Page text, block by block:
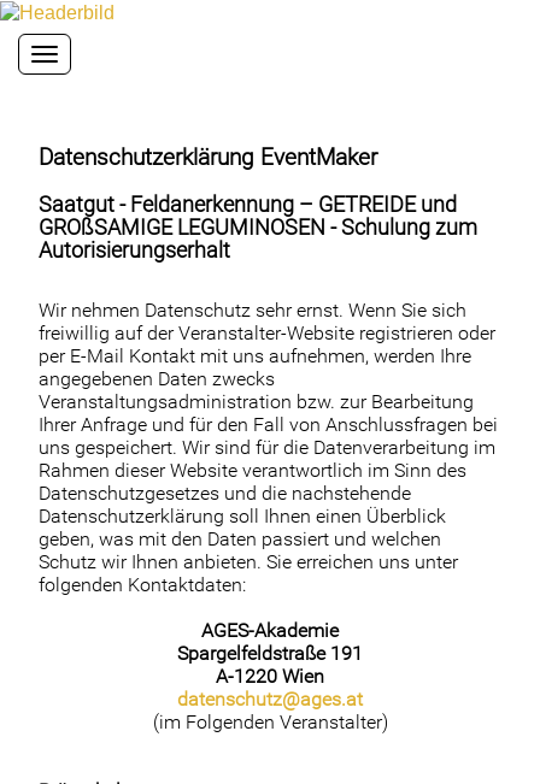
Toggle navigation
Datenschutzerklärung EventMaker
Saatgut - Feldanerkennung – GETREIDE und
GROßSAMIGE LEGUMINOSEN - Schulung zum
Autorisierungserhalt
Wir nehmen Datenschutz sehr ernst. Wenn Sie sich
freiwillig auf der Veranstalter-Website registrieren oder
per E-Mail Kontakt mit uns aufnehmen, werden Ihre
angegebenen Daten zwecks
Veranstaltungsadministration bzw. zur Bearbeitung
Ihrer Anfrage und für den Fall von Anschlussfragen bei
uns gespeichert. Wir sind für die Datenverarbeitung im
Rahmen dieser Website verantwortlich im Sinn des
Datenschutzgesetzes und die nachstehende
Datenschutzerklärung soll Ihnen einen Überblick
geben, was mit den Daten passiert und welchen
Schutz wir Ihnen anbieten. Sie erreichen uns unter
folgenden Kontaktdaten:
AGES-Akademie
Spargelfeldstraße 191
A-1220 Wien
datenschutz@ages.at
(im Folgenden Veranstalter)